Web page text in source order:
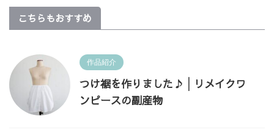
こちらもおすすめ
作品紹介
つけ裾を作りました♪│リメイクワ
ンピースの副産物